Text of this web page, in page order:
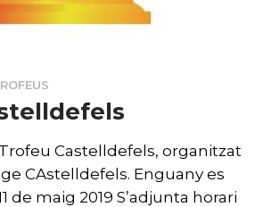
Castelldefels, organitzat
CAstelldefels. Enguany es
de maig 2019 S’adjunta horari